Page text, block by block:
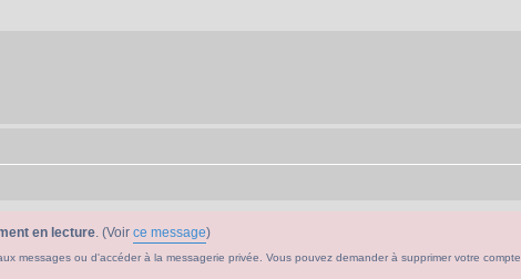
en lecture. (Voir ce message)
messages ou d'accéder à la messagerie privée. Vous pouvez demander à supprimer votre compte